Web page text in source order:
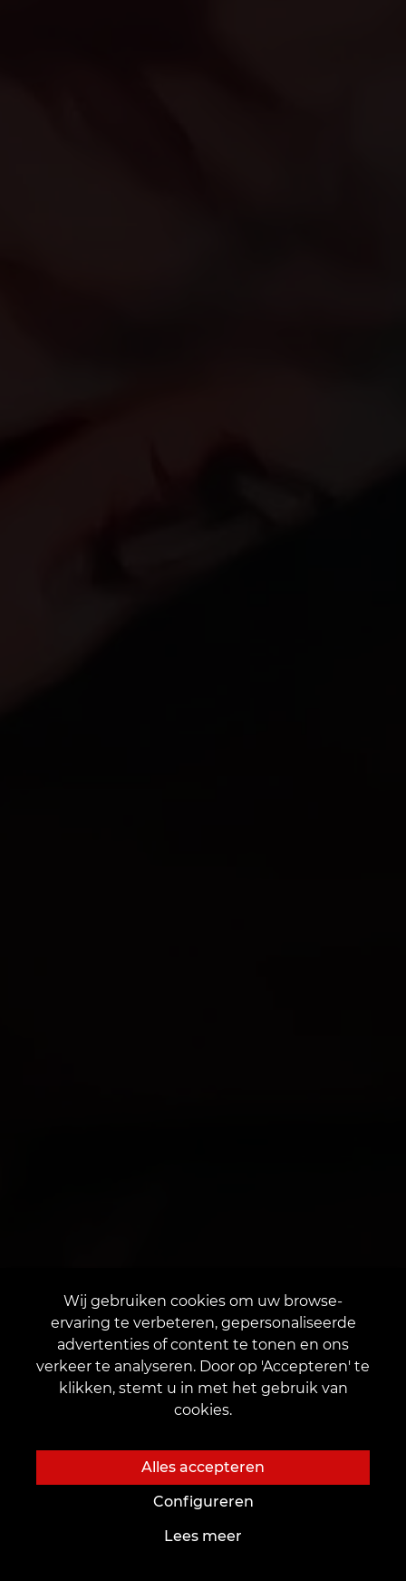
Wij gebruiken cookies om uw browse-
ervaring te verbeteren, gepersonaliseerde
advertenties of content te tonen en ons
verkeer te analyseren. Door op 'Accepteren' te
klikken, stemt u in met het gebruik van
cookies.
Alles accepteren
Configureren
Lees meer